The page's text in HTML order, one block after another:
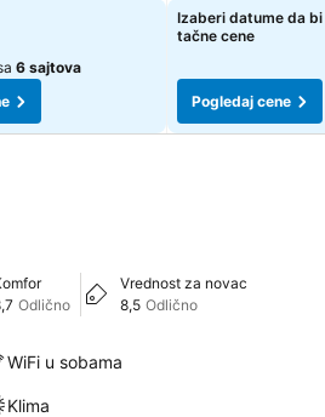
6 sajtova
Pogledaj cene
Izaberi datume da
tačne cene
Pogledaj cene
Odlično
Vrednost za novac
8,5 Odlično
WiFi u sobama
Klima